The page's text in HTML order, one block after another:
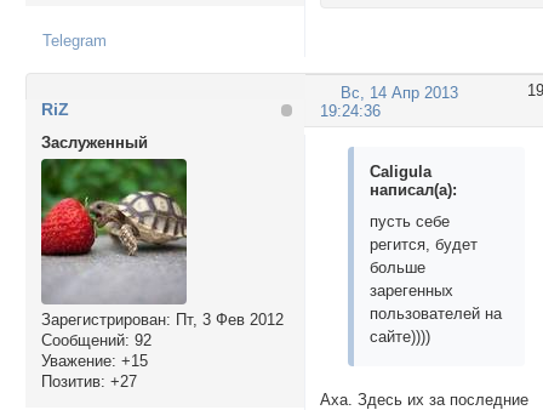
Telegram
19
Вс, 14 Апр 2013
19:24:36
RiZ
Заслуженный
Зарегистрирован: Пт, 3 Фев 2012
Сообщений: 92
Уважение: +15
Позитив: +27
Caligula
написал(а):
пусть себе
регится, будет
больше
зарегенных
пользователей на
сайте))))
Аха. Здесь их за последние